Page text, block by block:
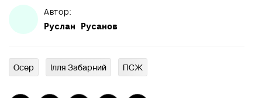
Автор:
Руслан Русанов
Осер Ілля Забарний ПСЖ